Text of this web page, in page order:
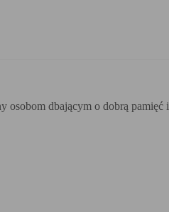
osobom dbającym o dobrą pamięć i